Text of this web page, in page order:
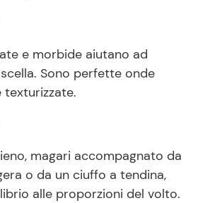
e morbide aiutano ad
Sono perfette onde
texturizzate.
magari accompagnato da
o da un ciuffo a tendina,
alle proporzioni del volto.